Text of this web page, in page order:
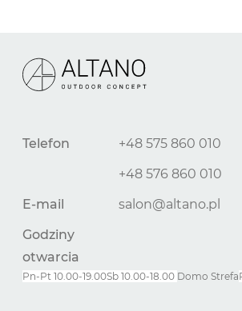
Telefon
+48 575 860 010
+48 576 860 010
E-mail
salon@altano.pl
Godziny
otwarcia
Pn-Pt 10.00-19.00Sb 10.00-18.00 Domo Strefa